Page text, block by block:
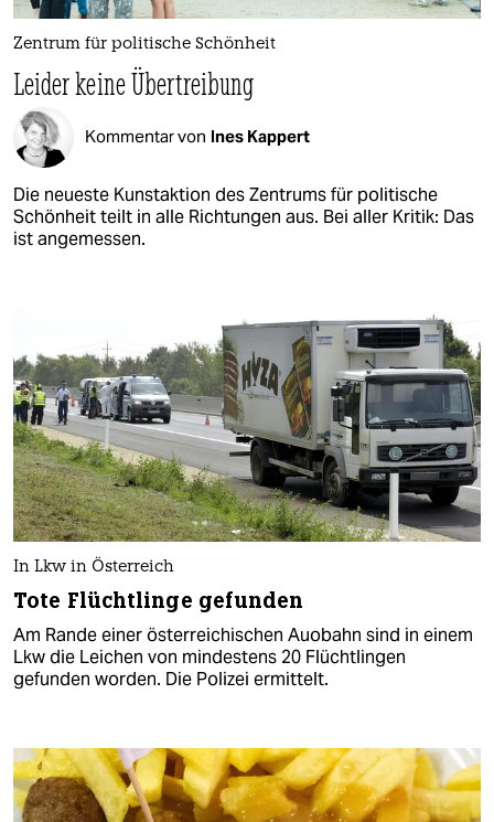
Zentrum für politische Schönheit
Leider keine Übertreibung
Kommentar von Ines Kappert
Die neueste Kunstaktion des Zentrums für politische
Schönheit teilt in alle Richtungen aus. Bei aller Kritik: Das
ist angemessen.
In Lkw in Österreich
Tote Flüchtlinge gefunden
Am Rande einer österreichischen Auobahn sind in einem
Lkw die Leichen von mindestens 20 Flüchtlingen
gefunden worden. Die Polizei ermittelt.